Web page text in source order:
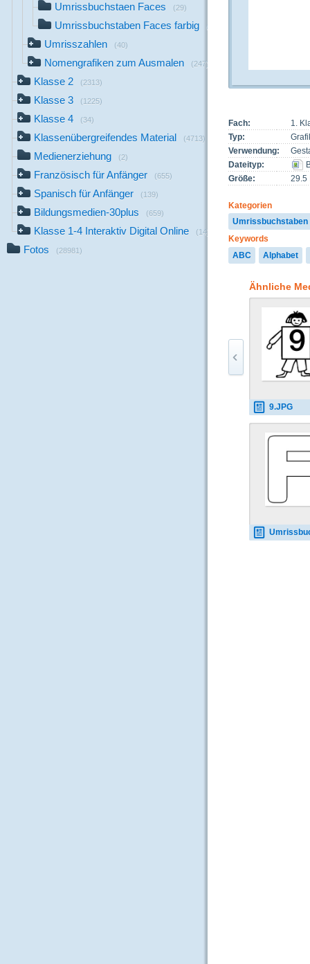
Umrissbuchstaen Faces (29)
Umrissbuchstaben Faces farbig
Umrisszahlen (40)
Nomengrafiken zum Ausmalen (247)
Klasse 2 (2313)
Klasse 3 (1225)
Klasse 4 (34)
Klassenübergreifendes Material (4713)
Medienerziehung (2)
Französisch für Anfänger (655)
Spanisch für Anfänger (139)
Bildungsmedien-30plus (659)
Klasse 1-4 Interaktiv Digital Online (14)
Fotos (28981)
Fach:
1.
Typ:
Verwendung:
Dateityp:
Größe:
29.5
Kategorien
Umrissbuchstaben
Keywords
ABC
Alphabet
Ähnliche
9.JPG